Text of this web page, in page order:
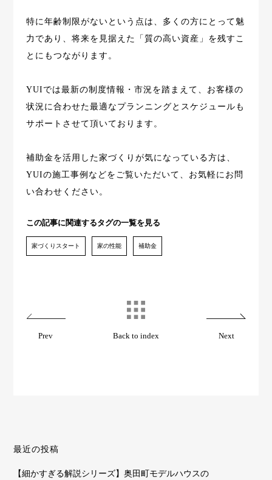
特に年齢制限がないという点は、多くの方にとって魅
力であり、将来を見据えた「質の高い資産」を残すこ
とにもつながります。
YUIでは最新の制度情報・市況を踏まえて、お客様の
状況に合わせた最適なプランニングとスケジュールも
サポートさせて頂いております。
補助金を活用した家づくりが気になっている方は、
YUIの施工事例などをご覧いただいて、お気軽にお問
い合わせください。
この記事に関連するタグの一覧を見る
家づくりスタート 家の性能 補助金
Prev Back to index Next
最近の投稿
【細かすぎる解説シリーズ】奥田町モデルハウスの